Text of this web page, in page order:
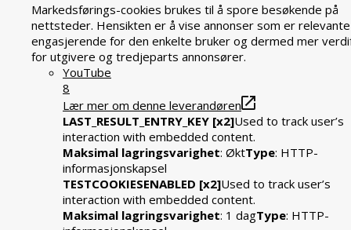
Markedsførings-cookies brukes til å spore besøkende på
nettsteder. Hensikten er å vise annonser som er
engasjerende for den enkelte bruker og dermed mer
for utgivere og tredjeparts annonsører.
YouTube
8
Lær mer om denne leverandøren
LAST_RESULT_ENTRY_KEY [x2]Used to track user’s
interaction with embedded content.
Maksimal lagringsvarighet: ØktType: HTTP-
informasjonskapsel
TESTCOOKIESENABLED [x2]Used to track user’s
interaction with embedded content.
Maksimal lagringsvarighet: 1 dagType: HTTP-